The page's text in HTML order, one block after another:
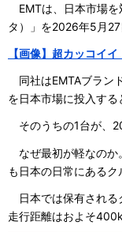
EMTは、日本市場を
タ）」を2026年5月27
【画像】超カッコイ
同社はEMTAブラン
を日本市場に投入する
そのうちの1台が、
なぜ最初が軽なのか
も日本の日常にあるク
日本では保有される
走行距離はおよそ